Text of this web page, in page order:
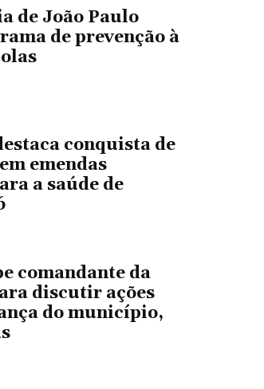
de João Paulo
de prevenção à
conquista de
emendas
a saúde de
comandante da
discutir ações
do município,